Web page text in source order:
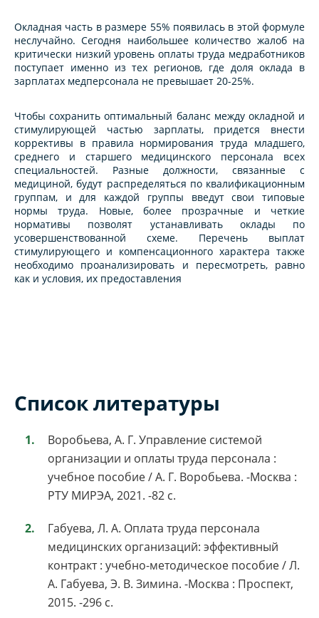
Окладная часть в размере 55% появилась в этой формуле
неслучайно. Сегодня наибольшее количество жалоб на
критически низкий уровень оплаты труда медработников
поступает именно из тех регионов, где доля оклада в
зарплатах медперсонала не превышает 20-25%.
Чтобы сохранить оптимальный баланс между окладной и
стимулирующей частью зарплаты, придется внести
коррективы в правила нормирования труда младшего,
среднего и старшего медицинского персонала всех
специальностей. Разные должности, связанные с
медициной, будут распределяться по квалификационным
группам, и для каждой группы введут свои типовые
нормы труда. Новые, более прозрачные и четкие
нормативы позволят устанавливать оклады по
усовершенствованной схеме. Перечень выплат
стимулирующего и компенсационного характера также
необходимо проанализировать и пересмотреть, равно
как и условия, их предоставления
Список литературы
Воробьева, А. Г. Управление системой
организации и оплаты труда персонала :
учебное пособие / А. Г. Воробьева. -Москва :
РТУ МИРЭА, 2021. -82 с.
Габуева, Л. А. Оплата труда персонала
медицинских организаций: эффективный
контракт : учебно-методическое пособие / Л.
А. Габуева, Э. В. Зимина. -Москва : Проспект,
2015. -296 с.